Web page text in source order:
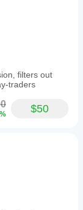
filters out
traders
$50